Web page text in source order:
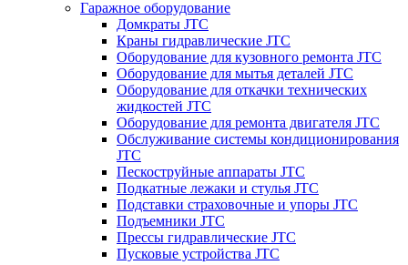
Гаражное оборудование
Домкраты JTC
Краны гидравлические JTC
Оборудование для кузовного ремонта JTC
Оборудование для мытья деталей JTC
Оборудование для откачки технических
жидкостей JTC
Оборудование для ремонта двигателя JTC
Обслуживание системы кондиционирования
JTC
Пескоструйные аппараты JTC
Подкатные лежаки и стулья JTC
Подставки страховочные и упоры JTC
Подъемники JTC
Прессы гидравлические JTC
Пусковые устройства JTC